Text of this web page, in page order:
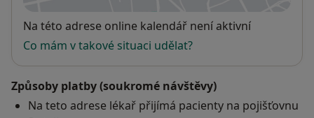
Dostupnost
Na této adrese online kalendář není aktivní
Co mám v takové situaci udělat?
Způsoby platby (soukromé návštěvy)
Na teto adrese lékař přijímá pacienty na pojišťovnu